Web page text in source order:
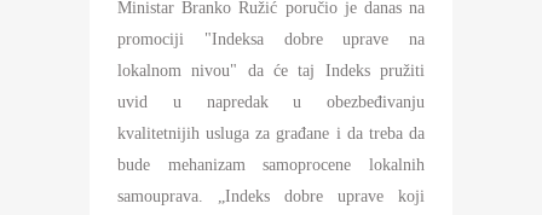
Ministar Branko Ružić poručio je danas na
promociji "Indeksa dobre uprave na
lokalnom nivou" da će taj Indeks pružiti
uvid u napredak u obezbeđivanju
kvalitetnijih usluga za građane i da treba da
bude mehanizam samoprocene lokalnih
samouprava. „Indeks dobre uprave koji